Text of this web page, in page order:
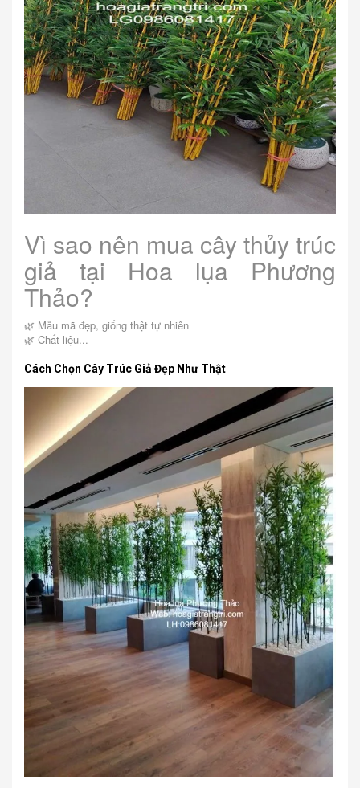
Vì sao nên mua cây thủy trúc
giả tại Hoa lụa Phương
Thảo?
🌿 Mẫu mã đẹp, giống thật tự nhiên
🌿 Chất liệu...
Cách Chọn Cây Trúc Giả Đẹp Như Thật